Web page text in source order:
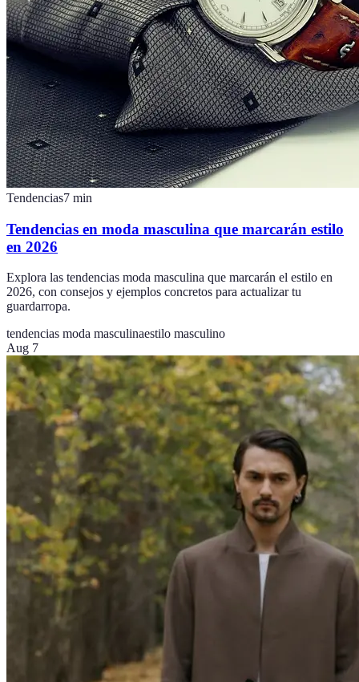
Tendencias7 min
Tendencias en moda masculina que marcarán estilo
en 2026
Explora las tendencias moda masculina que marcarán el estilo en
2026, con consejos y ejemplos concretos para actualizar tu
guardarropa.
tendencias moda masculinaestilo masculino
Aug 7